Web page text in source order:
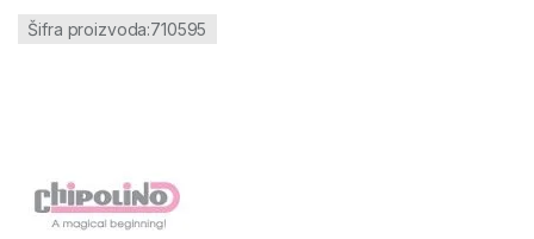
Šifra proizvoda:710595